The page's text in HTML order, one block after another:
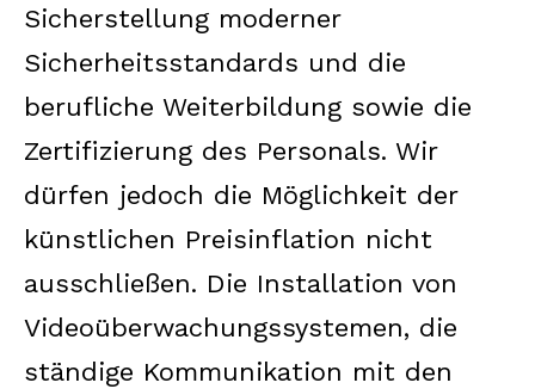
Sicherstellung moderner
Sicherheitsstandards und die
berufliche Weiterbildung sowie die
Zertifizierung des Personals. Wir
dürfen jedoch die Möglichkeit der
künstlichen Preisinflation nicht
ausschließen. Die Installation von
Videoüberwachungssystemen, die
ständige Kommunikation mit den